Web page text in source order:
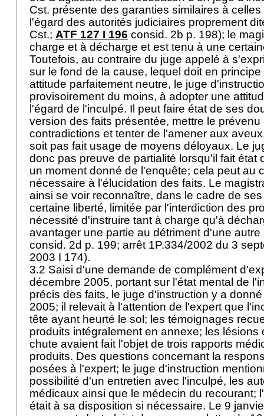
Cst. présente des garanties similaires à
l'égard des autorités judiciaires proprement
Cst.; ATF 127 I 196 consid. 2b p. 198); le
charge et à décharge et est tenu à une
Toutefois, au contraire du juge appelé à
sur le fond de la cause, lequel doit en
attitude parfaitement neutre, le juge
provisoirement du moins, à adopter une
l'égard de l'inculpé. Il peut faire état de ses
version des faits présentée, mettre le
contradictions et tenter de l'amener aux
soit pas fait usage de moyens déloyaux. Le
donc pas preuve de partialité lorsqu'il fait état
un moment donné de l'enquête; cela peut au
nécessaire à l'élucidation des faits. Le
ainsi se voir reconnaître, dans le cadre de
certaine liberté, limitée par l'interdiction des
nécessité d'instruire tant à charge qu'à
avantager une partie au détriment d'une autre
consid. 2d p. 199; arrêt 1P.334/2002 du 3
2003 I 174).
3.2 Saisi d'une demande de complément
décembre 2005, portant sur l'état mental de
précis des faits, le juge d'instruction y a
2005; il relevait à l'attention de l'expert que
tête ayant heurté le sol; les témoignages
produits intégralement en annexe; les lésions
chute avaient fait l'objet de trois rapports
produits. Des questions concernant la
posées à l'expert; le juge d'instruction
possibilité d'un entretien avec l'inculpé, les
médicaux ainsi que le médecin du recourant;
était à sa disposition si nécessaire. Le 9